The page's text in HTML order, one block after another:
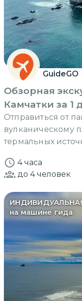
GuideGO
Обзорная
Камчатки за 1
Отправиться от
вулканическому
термальных
4 часа
до 4человек
на машине гида